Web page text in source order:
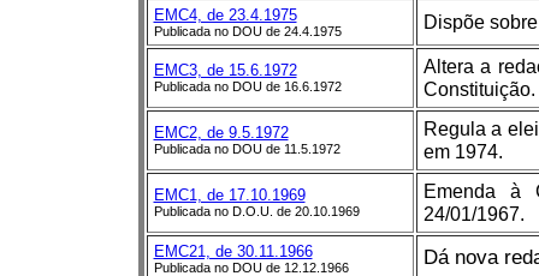
EMC4, de 23.4.1975
Publicada no DOU de 24.4.1975 Dispõe
EMC3, de 15.6.1972
Publicada no DOU de 16.6.1972
Altera a
Constituição.
EMC2, de 9.5.1972
Publicada no DOU de 11.5.1972
Regula a
em 1974.
EMC1, de 17.10.1969
Publicada no D.O.U. de 20.10.1969
Emenda à
24/01/1967.
EMC21, de 30.11.1966
Publicada no DOU de 12.12.1966 Dá nova